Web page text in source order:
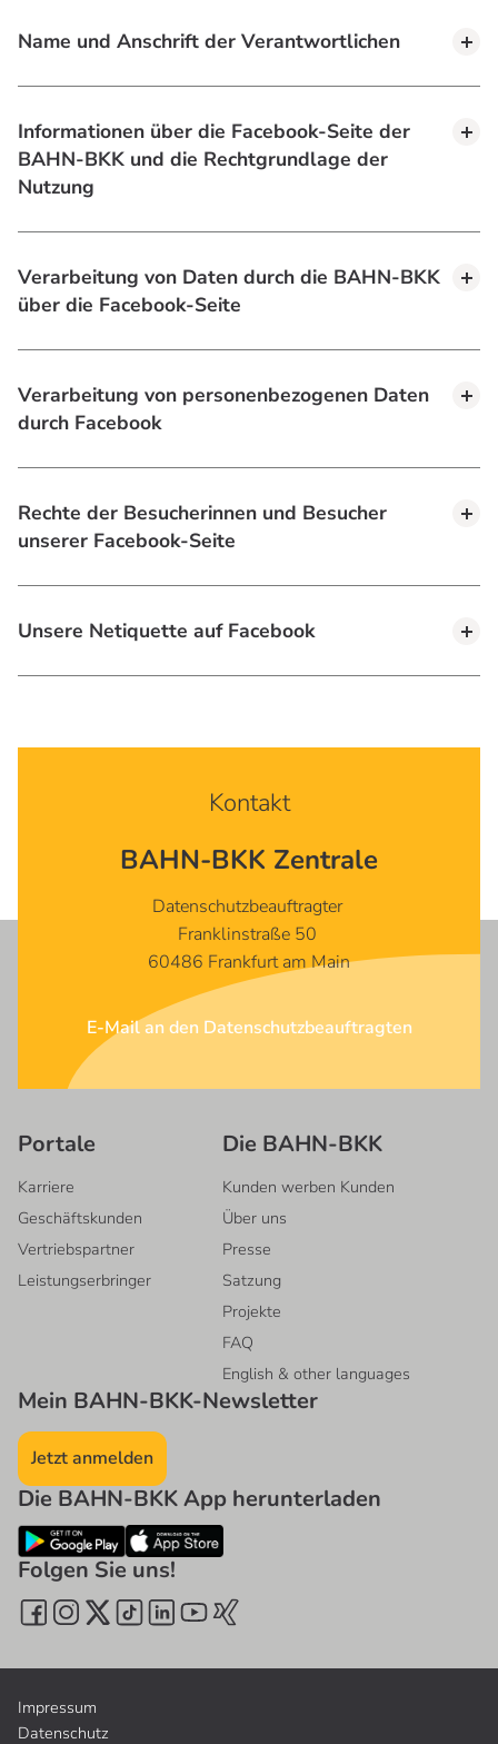
Name und Anschrift der Verantwortlichen
Informationen über die Facebook-Seite der
BAHN-BKK und die Rechtgrundlage der
Nutzung
Verarbeitung von Daten durch die BAHN-BKK
über die Facebook-Seite
Verarbeitung von personenbezogenen Daten
durch Facebook
Rechte der Besucherinnen und Besucher
unserer Facebook-Seite
Unsere Netiquette auf Facebook
Kontakt
BAHN-BKK Zentrale
Datenschutzbeauftragter
Franklinstraße 50
60486 Frankfurt am Main
E-Mail an den Datenschutzbeauftragten
Portale
Karriere
Geschäftskunden
Vertriebspartner
Leistungserbringer
Die BAHN-BKK
Kunden werben Kunden
Über uns
Presse
Satzung
Projekte
FAQ
English & other languages
Mein BAHN-BKK-Newsletter
Jetzt anmelden
Die BAHN-BKK App herunterladen
Folgen Sie uns!
Impressum
Datenschutz